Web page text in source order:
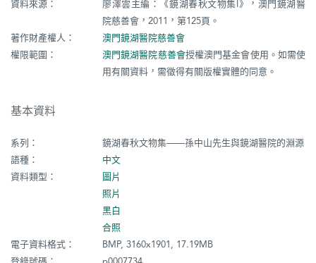
資料來源：
廖澤雲主編：《鏡湖春秋文物集I》，澳門鏡湖醫
院慈善會，2011，第125頁。
著作財產權人：
澳門鏡湖醫院慈善會
權限範圍：
澳門鏡湖醫院慈善會授權澳門基金會使用。如需使
用有關資料，需徵得有關版權實體的同意。
基本資料
系列：
鏡湖春秋文物集——孫中山先生與鏡湖醫院的淵源
語種：
中文
資料類型：
圖片
照片
黑白
合照
電子資料格式：
BMP, 3160x1901, 17.19MB